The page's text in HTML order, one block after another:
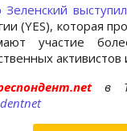
Зеленский
(YES), которая
участие
активистов
в